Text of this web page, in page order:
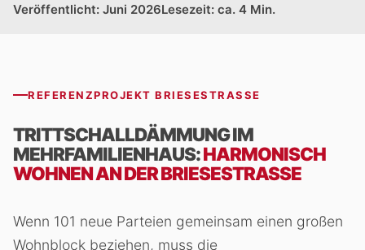
Veröffentlicht: Juni 2026Lesezeit: ca. 4 Min.
REFERENZPROJEKT BRIESESTRASSE
TRITTSCHALLDÄMMUNG IM
MEHRFAMILIENHAUS:HARMONISCH
WOHNEN AN DER BRIESESTRASSE
Wenn 101 neue Parteien gemeinsam einen großen
Wohnblock beziehen, muss die